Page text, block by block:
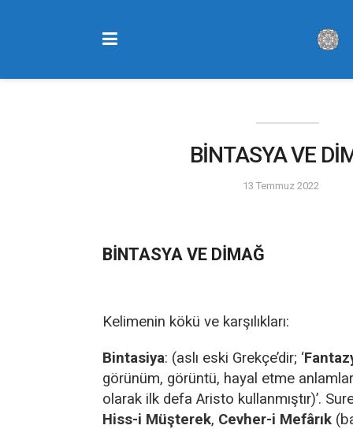
BİNTASYA VE
13 Temmuz 2022
BİNTASYA VE DİMAĞ
Kelimenin kökü ve karşılıkları:
Bintasiya: (aslı eski Grekçe’dir; ‘
görünüm, görüntü, hayal etme
olarak ilk defa Aristo kullanmıştır)’.
Hiss-i Müşterek, Cevher-i Mefârık